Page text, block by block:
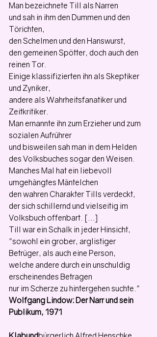
Man bezeichnete Till als Narren
und sah in ihm den Dummen und den
Törichten,
den Schelmen und den Hanswurst,
den gemeinen Spötter, doch auch den
reinen Tor.
Einige klassifizierten ihn als Skeptiker
und Zyniker,
andere als Wahrheitsfanatiker und
Zeitkritiker.
Man ernannte ihn zum Erzieher und zum
sozialen Aufrührer
und bisweilen sah man in dem Helden
des Volksbuches sogar den Weisen.
Manches Mal hat ein liebevoll
umgehängtes Mäntelchen
den wahren Charakter Tills verdeckt,
der sich schillernd und vielseitig im
Volksbuch offenbart. […]
Till war ein Schalk in jeder Hinsicht,
"sowohl ein grober, arglistiger
Betrüger, als auch eine Person,
welche andere durch ein unschuldig
erscheinendes Betragen
nur im Scherze zu hintergehen suchte."
Wolfgang Lindow: Der Narr und sein
Publikum, 1971